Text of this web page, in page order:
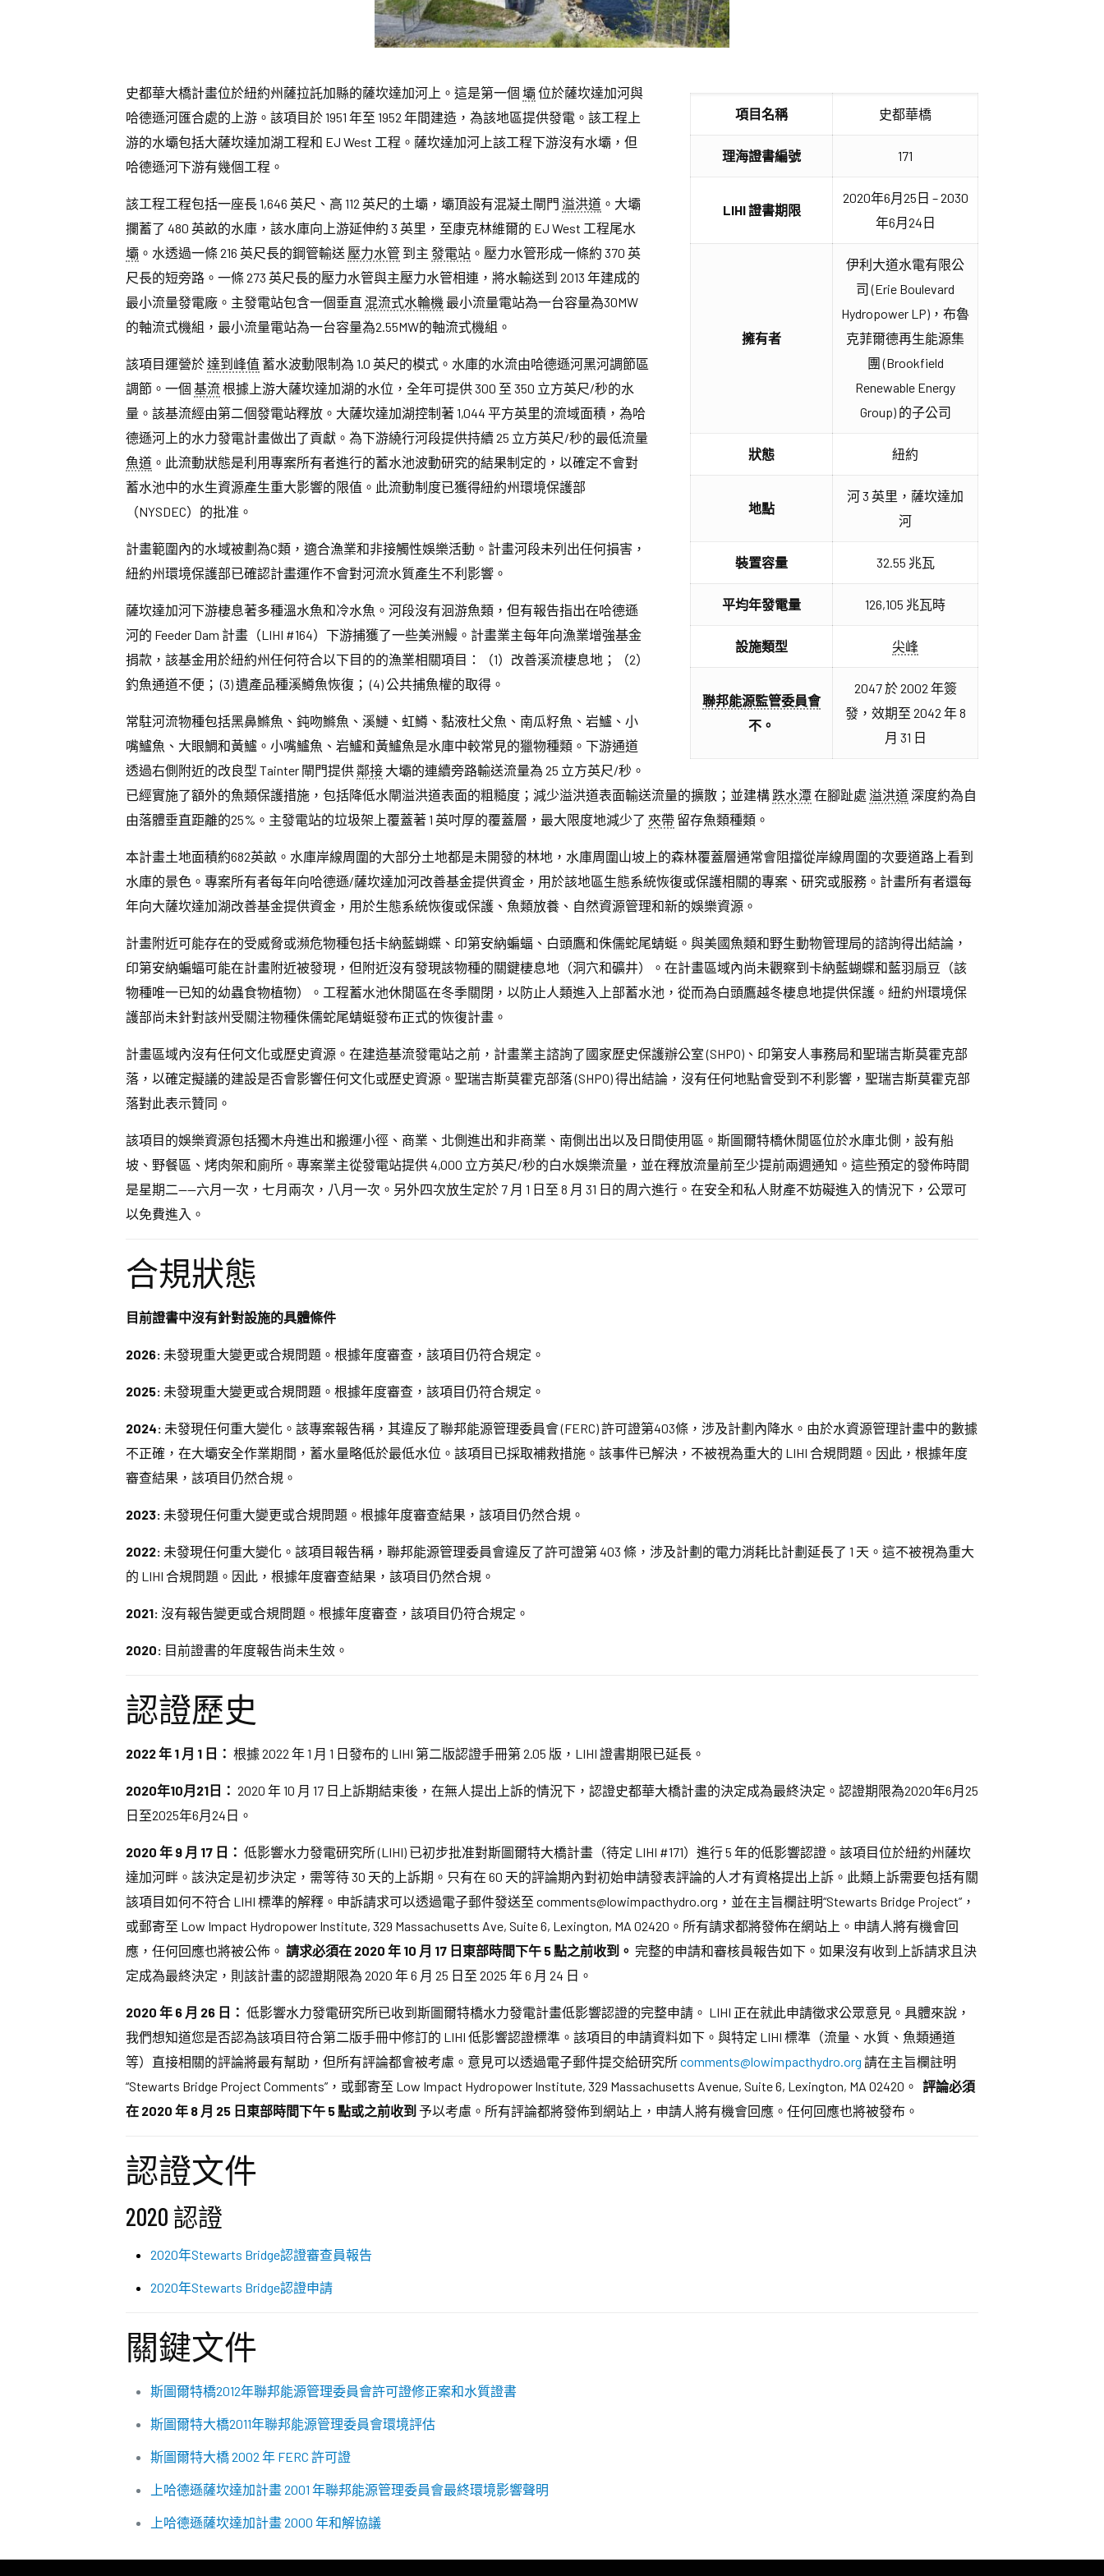
項目名稱 史都華橋
理海證書編號 171
LIHI 證書期限
2020年6月25日 – 2030
年6月24日
擁有者
伊利大道水電有限公
司 (Erie Boulevard
Hydropower LP)，布魯
克菲爾德再生能源集
團 (Brookfield
Renewable Energy
Group) 的子公司
狀態 紐約
地點
河 3 英里，薩坎達加
河
裝置容量 32.55 兆瓦
平均年發電量 126,105 兆瓦時
設施類型 尖峰
聯邦能源監管委員會
不。
2047 於 2002 年簽
發，效期至 2042 年 8
月 31 日
史都華大橋計畫位於紐約州薩拉託加縣的薩坎達加河上。這是第一個 壩位於薩坎達加河與
哈德遜河匯合處的上游。該項目於 1951 年至 1952 年間建造，為該地區提供發電。該工程上
游的水壩包括大薩坎達加湖工程和 EJ West 工程。薩坎達加河上該工程下游沒有水壩，但
哈德遜河下游有幾個工程。
該工程工程包括一座長 1,646 英尺、高 112 英尺的土壩，壩頂設有混凝土閘門 溢洪道。大壩
攔蓄了 480 英畝的水庫，該水庫向上游延伸約 3 英里，至康克林維爾的 EJ West 工程尾水
壩。水透過一條 216 英尺長的鋼管輸送 壓力水管到主 發電站。壓力水管形成一條約 370 英
尺長的短旁路。一條 273 英尺長的壓力水管與主壓力水管相連，將水輸送到 2013 年建成的
最小流量發電廠。主發電站包含一個垂直 混流式水輪機 最小流量電站為一台容量為30MW
的軸流式機組，最小流量電站為一台容量為2.55MW的軸流式機組。
該項目運營於達到峰值 蓄水波動限制為 1.0 英尺的模式。水庫的水流由哈德遜河黑河調節區
調節。一個 基流 根據上游大薩坎達加湖的水位，全年可提供 300 至 350 立方英尺/秒的水
量。該基流經由第二個發電站釋放。大薩坎達加湖控制著 1,044 平方英里的流域面積，為哈
德遜河上的水力發電計畫做出了貢獻。為下游繞行河段提供持續 25 立方英尺/秒的最低流量
魚道。此流動狀態是利用專案所有者進行的蓄水池波動研究的結果制定的，以確定不會對
蓄水池中的水生資源產生重大影響的限值。此流動制度已獲得紐約州環境保護部
（NYSDEC）的批准。
計畫範圍內的水域被劃為C類，適合漁業和非接觸性娛樂活動。計畫河段未列出任何損害，
紐約州環境保護部已確認計畫運作不會對河流水質產生不利影響。
薩坎達加河下游棲息著多種溫水魚和冷水魚。河段沒有洄游魚類，但有報告指出在哈德遜
河的 Feeder Dam 計畫（LIHI #164）下游捕獲了一些美洲鰻。計畫業主每年向漁業增強基金
捐款，該基金用於紐約州任何符合以下目的的漁業相關項目：（1）改善溪流棲息地；（2）
釣魚通道不便； (3) 遺產品種溪鱒魚恢復； (4) 公共捕魚權的取得。
常駐河流物種包括黑鼻鰷魚、鈍吻鰷魚、溪鰱、虹鱒、黏液杜父魚、南瓜籽魚、岩鱸、小
嘴鱸魚、大眼鯛和黃鱸。小嘴鱸魚、岩鱸和黃鱸魚是水庫中較常見的獵物種類。下游通道
透過右側附近的改良型 Tainter 閘門提供鄰接大壩的連續旁路輸送流量為 25 立方英尺/秒。
已經實施了額外的魚類保護措施，包括降低水閘溢洪道表面的粗糙度；減少溢洪道表面輸送流量的擴散；並建構 跌水潭在腳趾處 溢洪道深度約為自
由落體垂直距離的25%。主發電站的垃圾架上覆蓋著 1 英吋厚的覆蓋層，最大限度地減少了 夾帶 留存魚類種類。
本計畫土地面積約682英畝。水庫岸線周圍的大部分土地都是未開發的林地，水庫周圍山坡上的森林覆蓋層通常會阻擋從岸線周圍的次要道路上看到
水庫的景色。專案所有者每年向哈德遜/薩坎達加河改善基金提供資金，用於該地區生態系統恢復或保護相關的專案、研究或服務。計畫所有者還每
年向大薩坎達加湖改善基金提供資金，用於生態系統恢復或保護、魚類放養、自然資源管理和新的娛樂資源。
計畫附近可能存在的受威脅或瀕危物種包括卡納藍蝴蝶、印第安納蝙蝠、白頭鷹和侏儒蛇尾蜻蜓。與美國魚類和野生動物管理局的諮詢得出結論，
印第安納蝙蝠可能在計畫附近被發現，但附近沒有發現該物種的關鍵棲息地（洞穴和礦井）。在計畫區域內尚未觀察到卡納藍蝴蝶和藍羽扇豆（該
物種唯一已知的幼蟲食物植物）。工程蓄水池休閒區在冬季關閉，以防止人類進入上部蓄水池，從而為白頭鷹越冬棲息地提供保護。紐約州環境保
護部尚未針對該州受關注物種侏儒蛇尾蜻蜓發布正式的恢復計畫。
計畫區域內沒有任何文化或歷史資源。在建造基流發電站之前，計畫業主諮詢了國家歷史保護辦公室 (SHPO)、印第安人事務局和聖瑞吉斯莫霍克部
落，以確定擬議的建設是否會影響任何文化或歷史資源。聖瑞吉斯莫霍克部落 (SHPO) 得出結論，沒有任何地點會受到不利影響，聖瑞吉斯莫霍克部
落對此表示贊同。
該項目的娛樂資源包括獨木舟進出和搬運小徑、商業、北側進出和非商業、南側出出以及日間使用區。斯圖爾特橋休閒區位於水庫北側，設有船
坡、野餐區、烤肉架和廁所。專案業主從發電站提供 4,000 立方英尺/秒的白水娛樂流量，並在釋放流量前至少提前兩週通知。這些預定的發佈時間
是星期二——六月一次，七月兩次，八月一次。另外四次放生定於 7 月 1 日至 8 月 31 日的周六進行。在安全和私人財產不妨礙進入的情況下，公眾可
以免費進入。
合規狀態
目前證書中沒有針對設施的具體條件
2026: 未發現重大變更或合規問題。根據年度審查，該項目仍符合規定。
2025: 未發現重大變更或合規問題。根據年度審查，該項目仍符合規定。
2024: 未發現任何重大變化。該專案報告稱，其違反了聯邦能源管理委員會 (FERC) 許可證第403條，涉及計劃內降水。由於水資源管理計畫中的數據
不正確，在大壩安全作業期間，蓄水量略低於最低水位。該項目已採取補救措施。該事件已解決，不被視為重大的 LIHI 合規問題。因此，根據年度
審查結果，該項目仍然合規。
2023: 未發現任何重大變更或合規問題。根據年度審查結果，該項目仍然合規。
2022: 未發現任何重大變化。該項目報告稱，聯邦能源管理委員會違反了許可證第 403 條，涉及計劃的電力消耗比計劃延長了 1 天。這不被視為重大
的 LIHI 合規問題。因此，根據年度審查結果，該項目仍然合規。
2021: 沒有報告變更或合規問題。根據年度審查，該項目仍符合規定。
2020: 目前證書的年度報告尚未生效。
認證歷史
2022 年 1 月 1 日： 根據 2022 年 1 月 1 日發布的 LIHI 第二版認證手冊第 2.05 版，LIHI 證書期限已延長。
2020年10月21日： 2020 年 10 月 17 日上訴期結束後，在無人提出上訴的情況下，認證史都華大橋計畫的決定成為最終決定。認證期限為2020年6月25
日至2025年6月24日。
2020 年 9 月 17 日： 低影響水力發電研究所 (LIHI) 已初步批准對斯圖爾特大橋計畫（待定 LIHI #171）進行 5 年的低影響認證。該項目位於紐約州薩坎
達加河畔。該決定是初步決定，需等待 30 天的上訴期。只有在 60 天的評論期內對初始申請發表評論的人才有資格提出上訴。此類上訴需要包括有關
該項目如何不符合 LIHI 標準的解釋。申訴請求可以透過電子郵件發送至 comments@lowimpacthydro.org，並在主旨欄註明“Stewarts Bridge Project”，
或郵寄至 Low Impact Hydropower Institute, 329 Massachusetts Ave, Suite 6, Lexington, MA 02420。所有請求都將發佈在網站上。申請人將有機會回
應，任何回應也將被公佈。 請求必須在 2020 年 10 月 17 日東部時間下午 5 點之前收到。 完整的申請和審核員報告如下。如果沒有收到上訴請求且決
定成為最終決定，則該計畫的認證期限為 2020 年 6 月 25 日至 2025 年 6 月 24 日。
2020 年 6 月 26 日： 低影響水力發電研究所已收到斯圖爾特橋水力發電計畫低影響認證的完整申請。 LIHI 正在就此申請徵求公眾意見。具體來說，
我們想知道您是否認為該項目符合第二版手冊中修訂的 LIHI 低影響認證標準。該項目的申請資料如下。與特定 LIHI 標準（流量、水質、魚類通道
等）直接相關的評論將最有幫助，但所有評論都會被考慮。意見可以透過電子郵件提交給研究所comments@lowimpacthydro.org 請在主旨欄註明
“Stewarts Bridge Project Comments”，或郵寄至 Low Impact Hydropower Institute, 329 Massachusetts Avenue, Suite 6, Lexington, MA 02420。 評論必須
在 2020 年 8 月 25 日東部時間下午 5 點或之前收到 予以考慮。所有評論都將發佈到網站上，申請人將有機會回應。任何回應也將被發布。
認證文件
2020 認證
2020年Stewarts Bridge認證審查員報告
2020年Stewarts Bridge認證申請
關鍵文件
斯圖爾特橋2012年聯邦能源管理委員會許可證修正案和水質證書
斯圖爾特大橋2011年聯邦能源管理委員會環境評估
斯圖爾特大橋 2002 年 FERC 許可證
上哈德遜薩坎達加計畫 2001 年聯邦能源管理委員會最終環境影響聲明
上哈德遜薩坎達加計畫 2000 年和解協議